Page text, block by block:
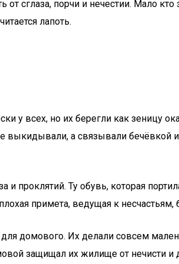
сглаза, порчи и нечестии. Мало
лапоть.
у всех, но их берегли как зеницу
выкидывали, а связывали
проклятий. Ту обувь, которая
примета, ведущая к несчастьям,
домового. Их делали совсем
защищал их жилище от нечисти и